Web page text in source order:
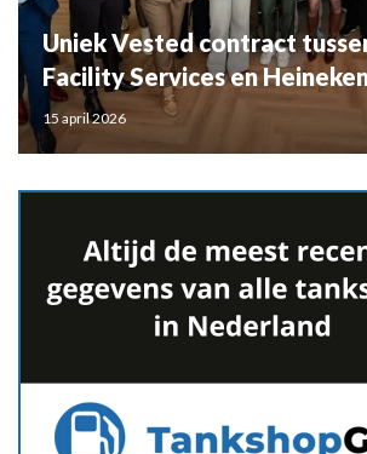
Uniek Vested contract
Facility Services en
15 april 2026